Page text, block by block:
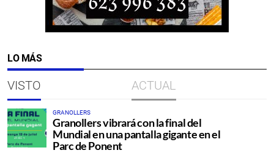
LO MÁS
VISTO ACTUAL
GRANOLLERS
Granollers vibrará con la final del
Mundial en una pantalla gigante en el
Parc de Ponent